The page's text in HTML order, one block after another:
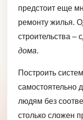
предстоит еще
ремонту жилья.
строительства –
дома.
Построить
самостоятельно
людям без
столько сложен